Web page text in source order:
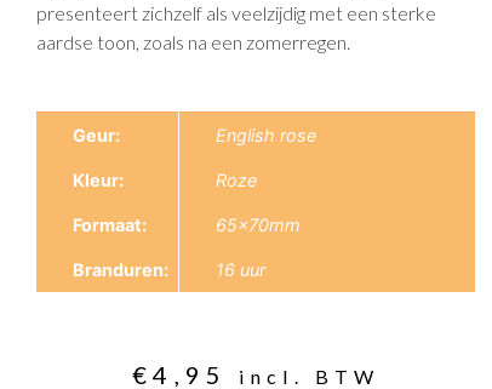
presenteert zichzelf als veelzijdig met een sterke
aardse toon, zoals na een zomerregen.
Geur English rose
Kleur Roze
Formaat 65x70mm
Branduren 16 uur
€4,95 incl. BTW